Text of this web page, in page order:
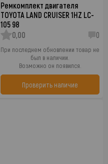
Ремкомплект двигателя
TOYOTA LAND CRUISER 1HZ LC-
105 98
0,00
0
При последнем обновлении товар не
был в наличии.
Возможно он появился.
Проверить наличие